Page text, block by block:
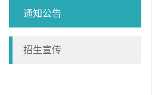
通知公告
招生宣传